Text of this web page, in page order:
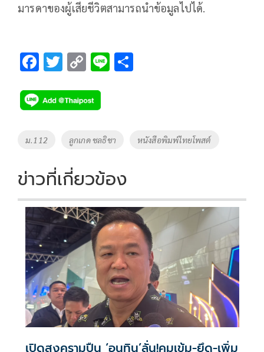
มารดาของผู้เสียชีวิตสามารถนำข้อมูลไปได้.
F
e
b
o
k
T
tt
er
C
p
y
Li
k
Li
Tags
ม.112 ลูกเกด ชลธิชา หนังสือพิมพ์ไทยโพสต์
ข่าวที่เกี่ยวข้อง
เปิดสงครามปืน ‘อนุทิน’ลั่น!คุมเข้ม-ยึด-เพิ่ม